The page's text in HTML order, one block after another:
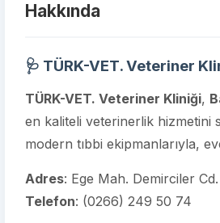
Hakkında
🩺 TÜRK-VET. Veteriner
TÜRK-VET. Veteriner Kliniği,
en kaliteli veterinerlik hizmetini
modern tıbbi ekipmanlarıyla,
Adres: Ege Mah. Demirciler
Telefon: (0266) 249 50 74